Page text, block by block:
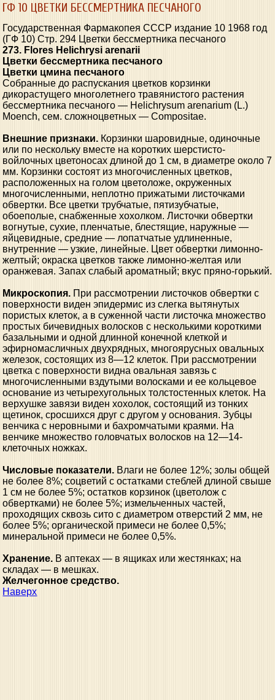
ГФ 10 ЦВЕТКИ БЕССМЕРТНИКА ПЕСЧАНОГО
Государственная Фармакопея СССР издание 10 1968 год
(ГФ 10) Стр. 294 Цветки бессмертника песчаного
273. Flores Helichrysi arenarii
Цветки бессмертника песчаного
Цветки цмина песчаного
Собранные до распускания цветков корзинки
дикорастущего многолетнего травянистого растения
бессмертника песчаного — Helichrysum arenarium (L.)
Moench, сем. сложноцветных — Compositae.
Внешние признаки. Корзинки шаровидные, одиночные
или по нескольку вместе на коротких шерстисто-
войлочных цветоносах длиной до 1 см, в диаметре около 7
мм. Корзинки состоят из многочисленных цветков,
расположенных на голом цветоложе, окруженных
многочисленными, неплотно прижатыми листочками
обвертки. Все цветки трубчатые, пятизубчатые,
обоеполые, снабженные хохолком. Листочки обвертки
вогнутые, сухие, пленчатые, блестящие, наружные —
яйцевидные, средние — лопатчатые удлиненные,
внутренние — узкие, линейные. Цвет обвертки лимонно-
желтый; окраска цветков также лимонно-желтая или
оранжевая. Запах слабый ароматный; вкус пряно-горький.
Микроскопия. При рассмотрении листочков обвертки с
поверхности виден эпидермис из слегка вытянутых
пористых клеток, а в суженной части листочка множество
простых бичевидных волосков с несколькими короткими
базальными и одной длинной конечной клеткой и
эфирномасличных двухрядных, многоярусных овальных
железок, состоящих из 8—12 клеток. При рассмотрении
цветка с поверхности видна овальная завязь с
многочисленными вздутыми волосками и ее кольцевое
основание из четырехугольных толстостенных клеток. На
верхушке завязи виден хохолок, состоящий из тонких
щетинок, сросшихся друг с другом у основания. Зубцы
венчика с неровными и бахромчатыми краями. На
венчике множество головчатых волосков на 12—14-
клеточных ножках.
Числовые показатели. Влаги не более 12%; золы общей
не более 8%; соцветий с остатками стеблей длиной свыше
1 см не более 5%; остатков корзинок (цветолож с
обвертками) не более 5%; измельченных частей,
проходящих сквозь сито с диаметром отверстий 2 мм, не
более 5%; органической примеси не более 0,5%;
минеральной примеси не более 0,5%.
Хранение. В аптеках — в ящиках или жестянках; на
складах — в мешках.
Желчегонное средство.
Наверх